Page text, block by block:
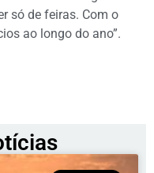
só de feiras. Com o
ao longo do ano”.